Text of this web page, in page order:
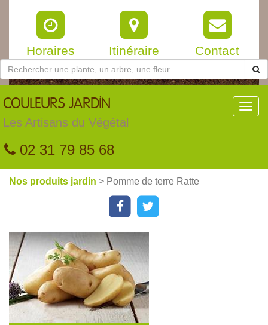
Horaires Itinéraire Contact
COULEURS JARDIN
Les Artisans du Végétal
02 31 79 85 68
Nos produits jardin > Pomme de terre Ratte